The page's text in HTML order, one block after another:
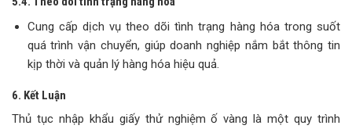
Cung cấp dịch vụ theo dõi tình trạng hàng hóa trong suốt
quá trình vận chuyển, giúp doanh nghiệp nắm bắt thông tin
kịp thời và quản lý hàng hóa hiệu quả.
6. Kết Luận
Thủ tục nhập khẩu giấy thử nghiệm ố vàng là một quy trình